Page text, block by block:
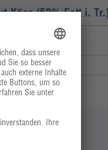
Käse (52% Fett i.
Walnussöl.